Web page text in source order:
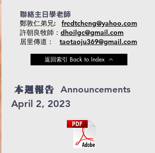
聯絡主日學老師
鄭敦仁弟兄: fredtcheng@yahoo.com
許朝良牧師： dhoilgc@gmail.com
居里傳道： taotaoju369@gmail.com
返回索引 Back to Index
本週報告 Announcements
April 2, 2023